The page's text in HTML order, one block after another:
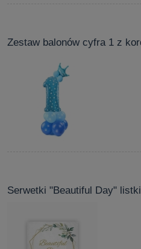
Zestaw balonów cyfra 1 z
Serwetki "Beautiful Day"